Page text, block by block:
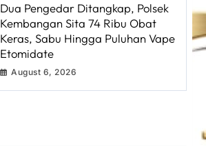
Dua Pengedar Ditangkap, Polsek
Kembangan Sita 74 Ribu Obat
Keras, Sabu Hingga Puluhan Vape
Etomidate
August 6, 2026